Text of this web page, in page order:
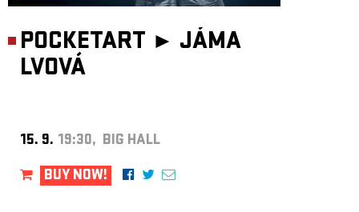
POCKETART ► JÁMA
LVOVÁ
15. 9. 19:30, BIG HALL
BUY NOW!